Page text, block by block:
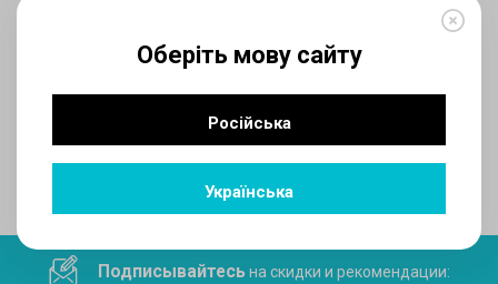
Оберіть мову сайту
Російська
Українська
Поделитесь ссылкой в социальных сетях
Подписывайтесьна скидки и рекомендации: